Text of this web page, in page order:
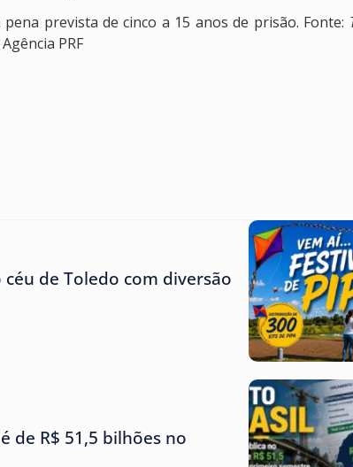
prevista de cinco a 15 anos de prisão. Fonte:
PRF
de Toledo com diversão
de R$ 51,5 bilhões no